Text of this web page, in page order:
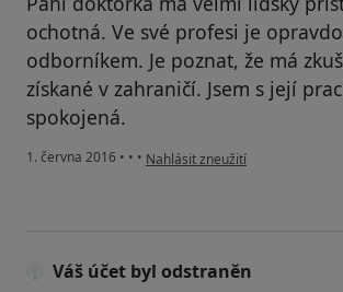
ochotná. Ve své profesi je
odborníkem. Je poznat, že má
získané v zahraničí. Jsem s její
spokojená.
1. června 2016 • • • podle názoru uživatele Váš účet
Nahlásit zneužití
Váš účet byl odstraněn